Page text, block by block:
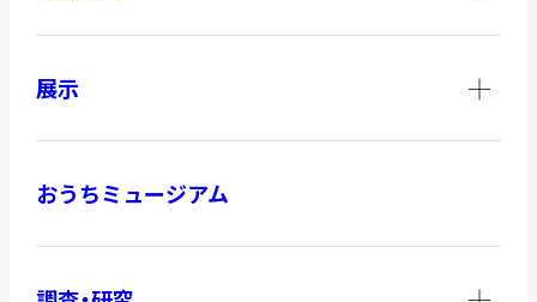
展示
おうちミュージアム